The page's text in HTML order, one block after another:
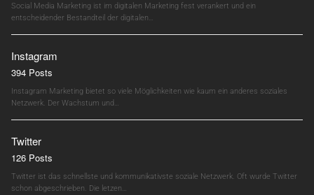
Social Media Marketing ist im digitalen Marketing fest verankert und ein
entscheidender Bestandteil der digitalen…
Instagram
394 Posts
Instagram Marketing bietet so viele Möglichkeiten wie kaum ein anderes soziales
Netzwerk. Der Wachstum und…
Twitter
126 Posts
Twitter ist das schnellste und kommunikativste soziale Netzwerk. Oft wurde Twitter
schon abgeschrieben. Die letzen…